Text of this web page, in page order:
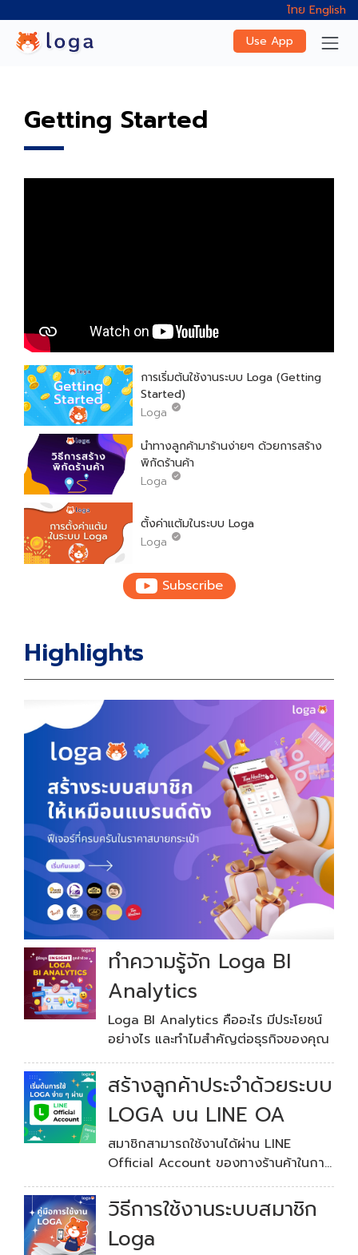
ไทย English
Use App
Getting Started
การเริ่มต้นใช้งานระบบ Loga (Getting
Started)
Loga
นำทางลูกค้ามาร้านง่ายๆ ด้วยการสร้าง
พิกัดร้านค้า
Loga
ตั้งค่าแต้มในระบบ Loga
Loga
วิธีการเพิ่มแอดมิน
วิธีการสร้างรายการของรางวัลใน Loga
Loga
Loga
คูปองสำหรับสมาชิกในระบบ Loga
Loga
คูปองใบแรกของโลก
ระบบสะสมแต้มที่ง่ายที่สุด
Loga
ฟีเจอร์เครดิต
Loga
ให้แต้มลูกค้าด้วย QR code
Loga
Algredo เมนูเด็ดจากร้าน Century
Cafe Bistro
Loga
Subscribe
Highlights
ทำความรู้จัก Loga BI
Analytics
Loga BI Analytics คืออะไร มีประโยชน์
อย่างไร และทำไมสำคัญต่อธุรกิจของคุณ
สร้างลูกค้าประจำด้วยระบบ
LOGA บน LINE OA
สมาชิกสามารถใช้งานได้ผ่าน LINE
Official Account ของทางร้านค้าในการ
ดูแต้ม ตรวจสอบสิทธิ์คงเหลือต่างๆ รวม
ไปถึงดูประวัติการใช้งานของตนเองได้เลย
วิธีการใช้งานระบบสมาชิก
Loga